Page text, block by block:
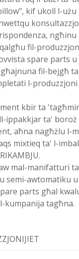
kif ukoll l-
ngħinu
fil-
spare parts
fil-bejgħ
l-
kbir ta
ippakkjar ta' boroż
aħna nagħżlu l-
mixtieq ta' l-
mal-manifatturi
semi-awtomatiku
parts għal
kumpanija tagħna.